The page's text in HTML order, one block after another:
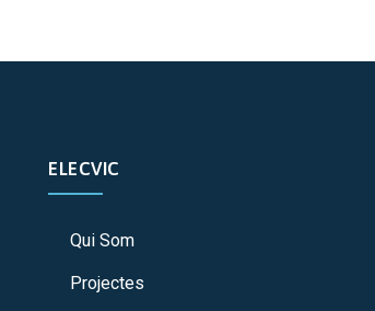
ELECVIC
Qui Som
Projectes